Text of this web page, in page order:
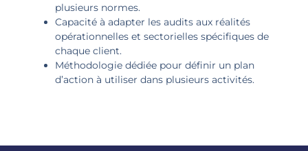
plusieurs normes.
Capacité à adapter les audits aux réalités
opérationnelles et sectorielles spécifiques de
chaque client.
Méthodologie dédiée pour définir un plan
d’action à utiliser dans plusieurs activités.